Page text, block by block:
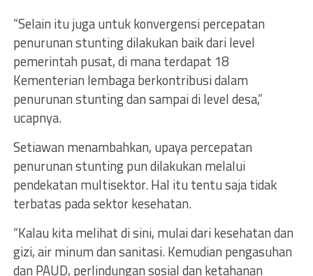
“Selain itu juga untuk konvergensi percepatan
penurunan stunting dilakukan baik dari level
pemerintah pusat, di mana terdapat 18
Kementerian lembaga berkontribusi dalam
penurunan stunting dan sampai di level desa,”
ucapnya.
Setiawan menambahkan, upaya percepatan
penurunan stunting pun dilakukan melalui
pendekatan multisektor. Hal itu tentu saja tidak
terbatas pada sektor kesehatan.
“Kalau kita melihat di sini, mulai dari kesehatan dan
gizi, air minum dan sanitasi. Kemudian pengasuhan
dan PAUD, perlindungan sosial dan ketahanan